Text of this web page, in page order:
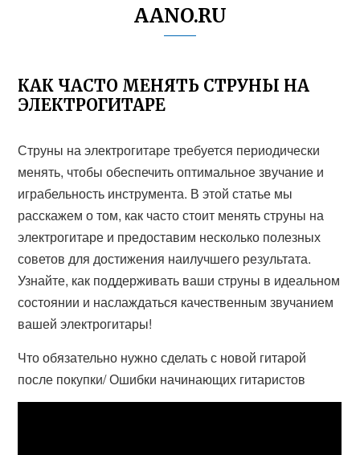
AANO.RU
КАК ЧАСТО МЕНЯТЬ СТРУНЫ НА
ЭЛЕКТРОГИТАРЕ
Струны на электрогитаре требуется периодически
менять, чтобы обеспечить оптимальное звучание и
играбельность инструмента. В этой статье мы
расскажем о том, как часто стоит менять струны на
электрогитаре и предоставим несколько полезных
советов для достижения наилучшего результата.
Узнайте, как поддерживать ваши струны в идеальном
состоянии и наслаждаться качественным звучанием
вашей электрогитары!
Что обязательно нужно сделать с новой гитарой
после покупки/ Ошибки начинающих гитаристов